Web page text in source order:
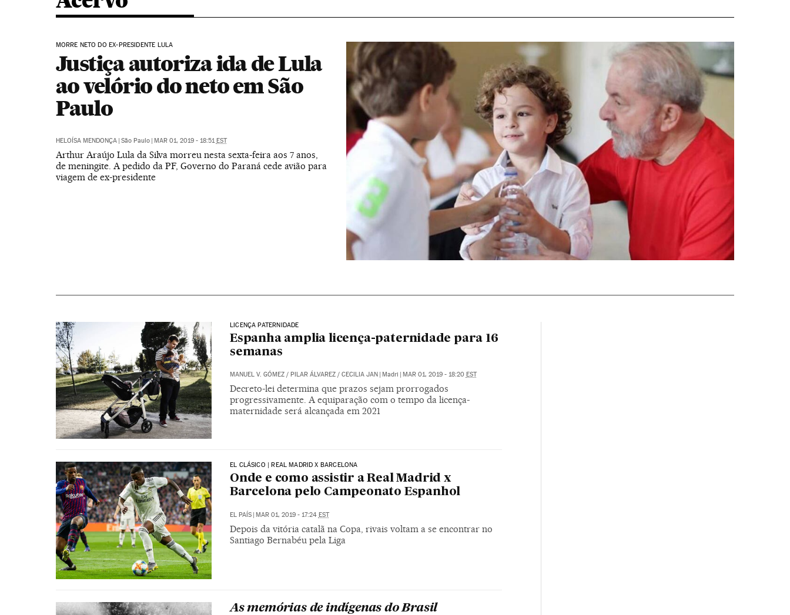
MORRE NETO DO EX-PRESIDENTE LULA
Justiça autoriza ida de Lula
ao velório do neto em São
Paulo
HELOÍSA MENDONÇA | São Paulo | MAR 01, 2019 - 18:51EST
Arthur Araújo Lula da Silva morreu nesta sexta-feira aos 7 anos,
de meningite. A pedido da PF, Governo do Paraná cede avião para
viagem de ex-presidente
LICENÇA PATERNIDADE
Espanha amplia licença-paternidade para 16
semanas
MANUEL V. GÓMEZ/ PILAR ÁLVAREZ/ CECILIA JAN | Madri | MAR 01, 2019 - 18:20 EST
Decreto-lei determina que prazos sejam prorrogados
progressivamente. A equiparação com o tempo da licença-
maternidade será alcançada em 2021
EL CLÁSICO | REAL MADRID X BARCELONA
Onde e como assistir a Real Madrid x
Barcelona pelo Campeonato Espanhol
EL PAÍS MAR 01, 2019 - 17:24 EST
Depois da vitória catalã na Copa, rivais voltam a se encontrar no
Santiago Bernabéu pela Liga
As memórias de indígenas do Brasil